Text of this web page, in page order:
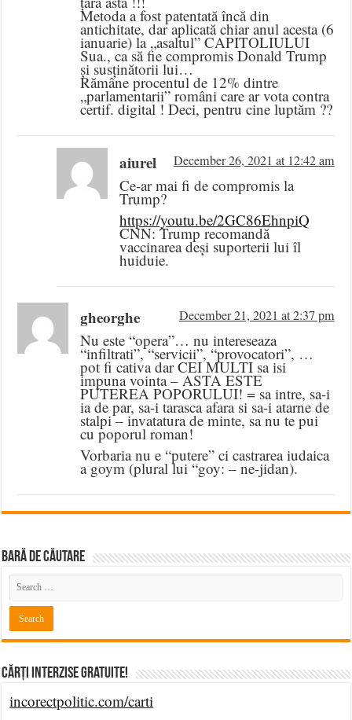
Metoda a fost patentată încă din
antichitate, dar aplicată chiar anul acesta (6
ianuarie) la „asaltul” CAPITOLIULUI
Sua., ca să fie compromis Donald Trump
și susținătorii lui…
Rămâne procentul de 12% dintre
„parlamentarii” români care ar vota contra
certif. digital ! Deci, pentru cine luptăm ??
aiurel December 26, 2021 at 12:42 am
Ce-ar mai fi de compromis la
Trump?
https://youtu.be/2GC86EhnpiQ
CNN: Trump recomandă
vaccinarea deși suporterii lui îl
huiduie.
gheorghe December 21, 2021 at 2:37 pm
Nu este “opera”… nu intereseaza
“infiltrati”, “servicii”, “provocatori”, …
pot fi cativa dar CEI MULTI sa isi
impuna vointa – ASTA ESTE
PUTEREA POPORULUI! = sa intre, sa-i
ia de par, sa-i tarasca afara si sa-i atarne de
stalpi – invatatura de minte, sa nu te pui
cu poporul roman!
Vorbaria nu e “putere” ci castrarea iudaica
a goym (plural lui “goy: – ne-jidan).
BARĂ DE CĂUTARE
Cărți Interzise Gratuite!
incorectpolitic.com/carti